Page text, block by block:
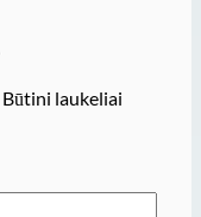
Būtini laukeliai